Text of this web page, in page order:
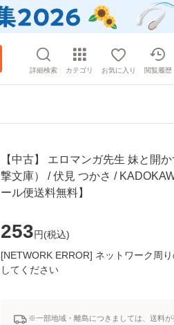
詳細検索 カテゴリ お気に入り 閲覧履歴
【中古】 エロマンガ先生 妹と開
撃文庫） / 伏見 つかさ /
ール便送料無料】
253円(税込)
[NETWORK ERROR] ネットワーク周
してください
※一部地域・離島につきましては、送料